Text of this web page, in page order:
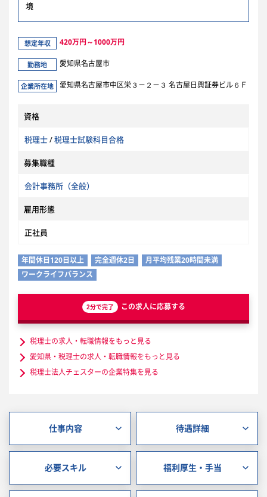
境
想定年収 420万円～1000万円
勤務地 愛知県名古屋市
企業所在地 愛知県名古屋市中区栄３－２－３ 名古屋日興証券ビル６Ｆ
資格
税理士/税理士試験科目合格
募集職種
会計事務所（全般）
雇用形態
正社員
年間休日120日以上 完全週休2日
月平均残業20時間未満
ワークライフバランス
2分で完了 この求人に応募する
税理士の求人・転職情報をもっと見る
愛知県・税理士の求人・転職情報をもっと見る
税理士法人チェスターの企業特集を見る
仕事内容 待遇詳細
必要スキル 福利厚生・手当